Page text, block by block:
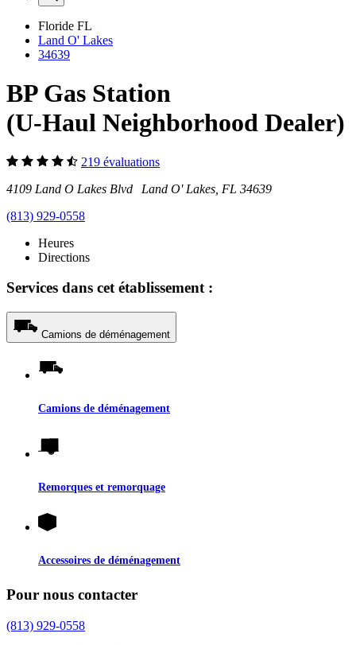
Floride FL
Land O' Lakes
34639
BP Gas Station
(U-Haul Neighborhood Dealer)
219 évaluations
4109 Land O Lakes Blvd Land O' Lakes, FL 34639
(813) 929-0558
Heures
Directions
Services dans cet établissement :
Camions de déménagement
Camions de déménagement
Remorques et remorquage
Accessoires de déménagement
Pour nous contacter
(813) 929-0558